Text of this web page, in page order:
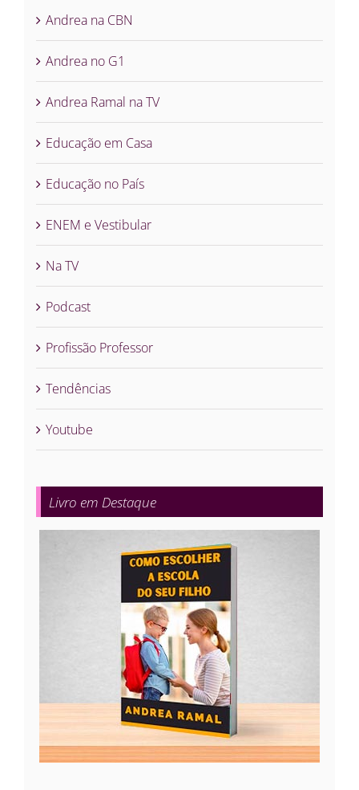
Andrea na CBN
Andrea no G1
Andrea Ramal na TV
Educação em Casa
Educação no País
ENEM e Vestibular
Na TV
Podcast
Profissão Professor
Tendências
Youtube
Livro em Destaque